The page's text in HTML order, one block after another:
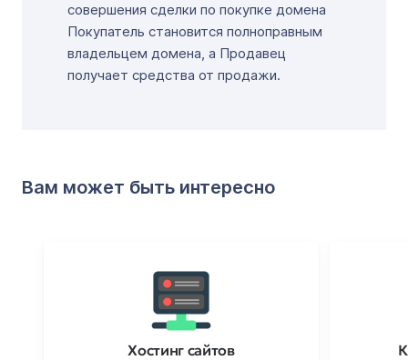
совершения сделки по покупке домена
Покупатель становится полноправным
владельцем домена, а Продавец
получает средства от продажи.
Вам может быть интересно
Хостинг сайтов